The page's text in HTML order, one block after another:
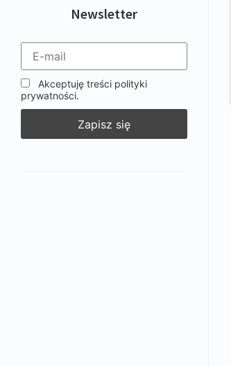
Newsletter
Akceptuję treści polityki
prywatności.